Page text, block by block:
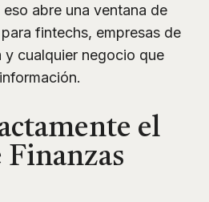
abre una ventana de
fintechs, empresas de
cualquier negocio que
el
Finanzas